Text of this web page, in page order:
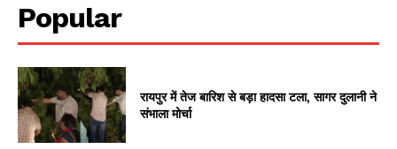
Popular
रायपुर में तेज बारिश से बड़ा हादसा टला, सागर दुलानी ने
संभाला मोर्चा